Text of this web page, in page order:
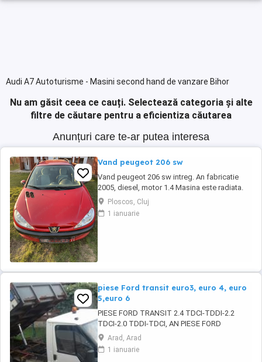
Audi A7 Autoturisme - Masini second hand de vanzare Bihor
Nu am găsit ceea ce cauți. Selectează categoria și alte
filtre de căutare pentru a eficientiza căutarea
Anunțuri care te-ar putea interesa
Vand peugeot 206 sw
Vand peugeot 206 sw intreg. An fabricatie
2005, diesel, motor 1.4 Masina este radiata.
Pentru mai multe detalii va rog sunati la nr. de
telefon afisat:
Ploscos, Cluj
1 ianuarie
piese Ford transit euro3, euro 4, euro
5,euro 6
PIESE FORD TRANSIT 2.4 TDCI-TDDI-2.2
TDCI-2.0 TDDI-TDCI, AN PIESE FORD
TRANSIT EURO 3-4 SI 5 si 6, MOTOR
2.4TDCI-TDDI-2.2 TDCI-2.0 TDCI-TDDI, CUTIE
5 SI 6 VITEZE,CHIULOASE,GRUPURI PUNTE
Arad, Arad
1 ianuarie